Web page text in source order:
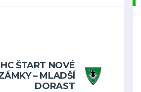
ŠTART NOVÉ
– MLADŠÍ
DORAST